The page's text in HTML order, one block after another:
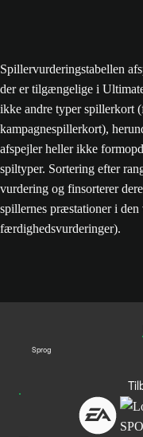
Spillervurderingstabellen
der er tilgængelige i
ikke andre typer spillerkort
kampagnespillerkort),
afspejler heller ikke
spiltyper. Sortering efter
vurdering og finsorterer
spillernes præstationer i
færdighedsvurderinger).
Sprog